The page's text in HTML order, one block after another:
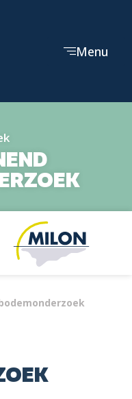
Menu